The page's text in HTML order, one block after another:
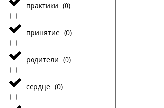
практики (0)
принятие (0)
родители (0)
сердце (0)